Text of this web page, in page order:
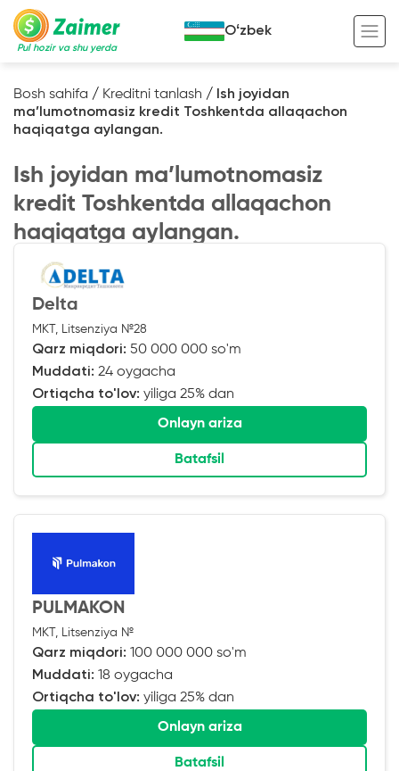
Pul hozir va shu yerda
Garov evaziga kredit
Ko’chmas mulk garov evaziga kredit
Maxsus texnika garov evaziga kredit
Kredit onlayn
Tadbirkorlar uchun onlayn kredit
O‘zini o‘zi band qilganlar uchun onlayn
kredit
Foydali
Kreditingizning hayotiy tsikli
Kalkulyator
Oʻzbek
Bosh sahifa / Kreditni tanlash /
Ish joyidan
ma’lumotnomasiz kredit Toshkentda allaqachon
haqiqatga aylangan.
Ish joyidan ma’lumotnomasiz
kredit Toshkentda allaqachon
haqiqatga aylangan.
Delta
MKT, Litsenziya №28
Qarz miqdori: 50 000 000 so'm
Muddati: 24 oygacha
Ortiqcha to'lov: yiliga 25% dan
Onlayn ariza
Batafsil
PULMAKON
MKT, Litsenziya №
Qarz miqdori: 100 000 000 so'm
Muddati: 18 oygacha
Ortiqcha to'lov: yiliga 25% dan
Onlayn ariza
Batafsil